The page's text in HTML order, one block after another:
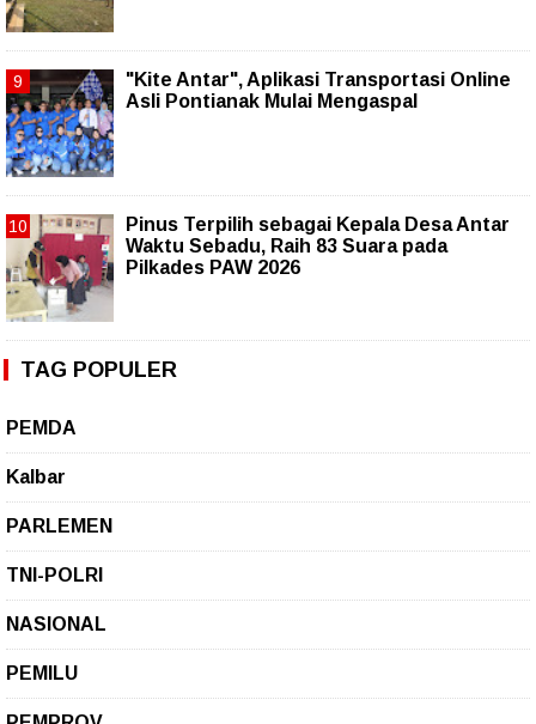
"Kite Antar", Aplikasi Transportasi Online
Asli Pontianak Mulai Mengaspal
Pinus Terpilih sebagai Kepala Desa Antar
Waktu Sebadu, Raih 83 Suara pada
Pilkades PAW 2026
TAG POPULER
PEMDA
Kalbar
PARLEMEN
TNI-POLRI
NASIONAL
PEMILU